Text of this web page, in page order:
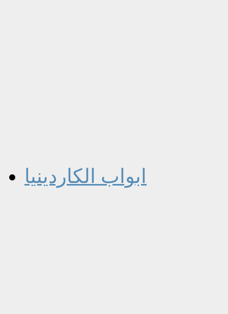
ابواب الكاردينيا